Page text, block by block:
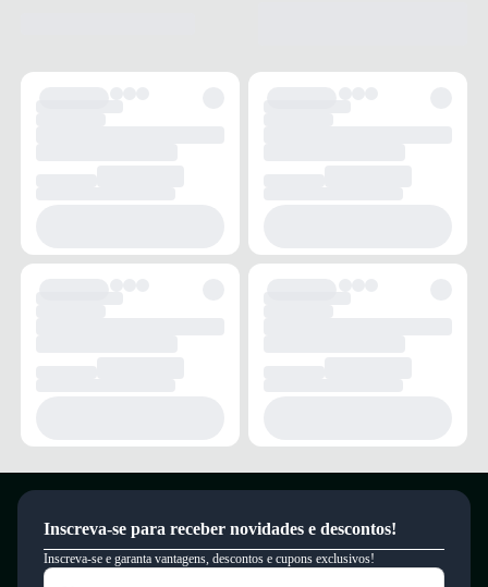
Inscreva-se para receber novidades e descontos!
Inscreva-se e garanta vantagens, descontos e cupons exclusivos!